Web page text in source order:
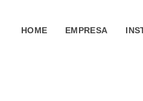
HOME EMPRESA